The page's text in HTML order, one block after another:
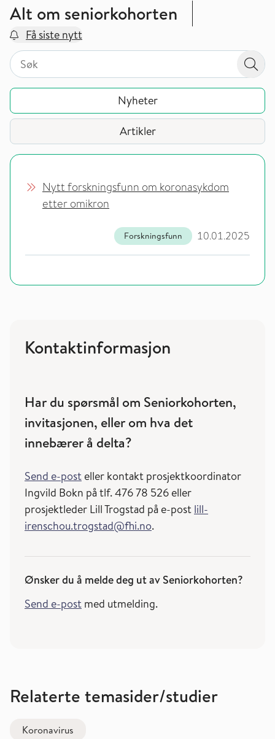
Alt om seniorkohorten
Få siste nytt
Søk på valgt sidetype i tema / område
Søk på valgt sidetype i tema / område
Søk
Nyheter
Artikler
Nytt forskningsfunn om koronasykdom
etter omikron
10.01.2025
Forskningsfunn
Kontaktinformasjon
Har du spørsmål om Seniorkohorten,
invitasjonen, eller om hva det
innebærer å delta?
Send e-post eller kontakt prosjektkoordinator
Ingvild Bokn på tlf. 476 78 526 eller
prosjektleder Lill Trogstad på e-post lill-
irenschou.trogstad@fhi.no.
Ønsker du å melde deg ut av Seniorkohorten?
Send e-post med utmelding.
Relaterte temasider/studier
Koronavirus